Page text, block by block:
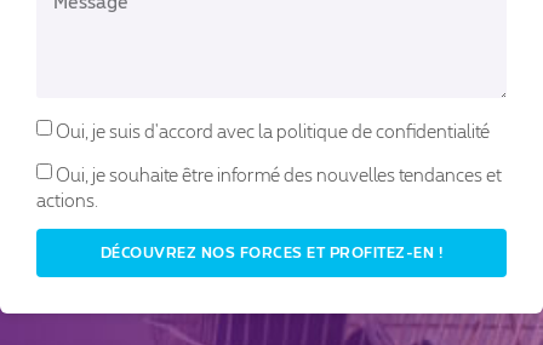
Oui, je suis d'accord avec la politique de confidentialité
Oui, je souhaite être informé des nouvelles tendances et
actions.
DÉCOUVREZ NOS FORCES ET PROFITEZ-EN !
toujours
derrière
vous.